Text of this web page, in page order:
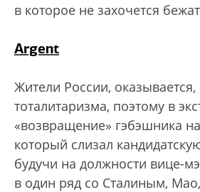
в которое не захочется
Argent
Жители России,
тоталитаризма, поэтому в
«возвращение» гэбэшника
который слизал
будучи на должности вице-
в один ряд со Сталиным,